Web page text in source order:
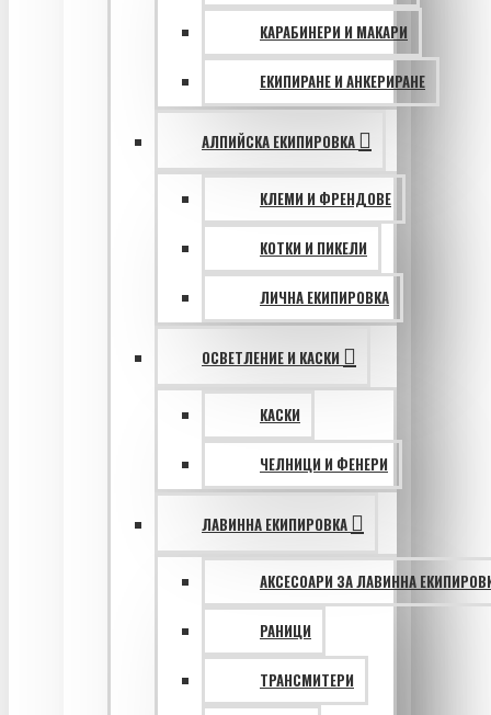
КАРАБИНЕРИ И МАКАРИ
ЕКИПИРАНЕ И АНКЕРИРАНЕ
АЛПИЙСКА ЕКИПИРОВКА
КЛЕМИ И ФРЕНДОВЕ
КОТКИ И ПИКЕЛИ
ЛИЧНА ЕКИПИРОВКА
ОСВЕТЛЕНИЕ И КАСКИ
КАСКИ
ЧЕЛНИЦИ И ФЕНЕРИ
ЛАВИННА ЕКИПИРОВКА
АКСЕСОАРИ ЗА ЛАВИННА
РАНИЦИ
ТРАНСМИТЕРИ